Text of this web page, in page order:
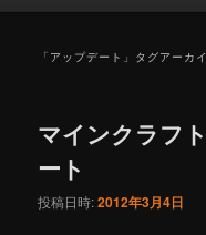
「 アップデート 」タグアーカ
マインクラフ
ート
投稿日時:2012年3月4日